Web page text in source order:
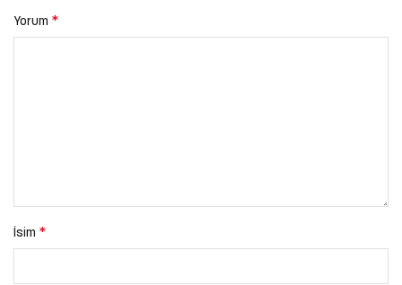
Yorum *
İsim *